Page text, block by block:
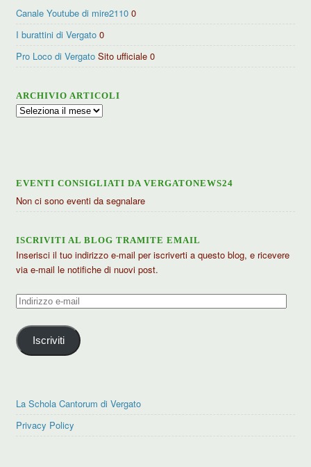
Canale Youtube di mire2110 0
I burattini di Vergato 0
Pro Loco di Vergato Sito ufficiale 0
ARCHIVIO ARTICOLI
Archivio
EVENTI CONSIGLIATI DA VERGATONEWS24
Non ci sono eventi da segnalare
ISCRIVITI AL BLOG TRAMITE EMAIL
Inserisci il tuo indirizzo e-mail per iscriverti a questo blog, e ricevere
via e-mail le notifiche di nuovi post.
Indirizzo
mail
Iscriviti
La Schola Cantorum di Vergato
Privacy Policy